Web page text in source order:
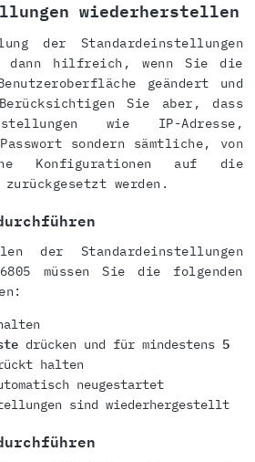
wiederherstellen
der Standardeinstellungen
dann hilfreich, wenn Sie die
geändert und
Sie aber, dass
wie IP-Adresse,
Passwort sondern sämtliche, von
Konfigurationen auf die
werden.
der Standardeinstellungen
6805 müssen Sie die folgenden
drücken und für mindestens 5
halten
neugestartet
sind wiederhergestellt